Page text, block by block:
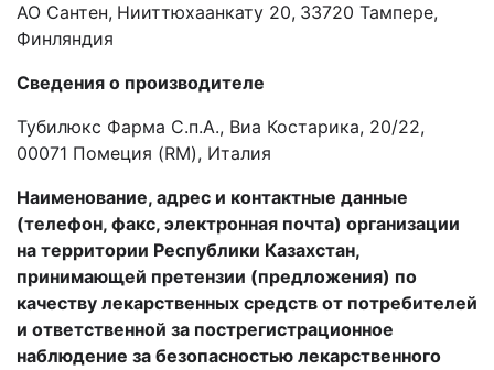
AO Сантен, Нииттюхаанкату 20, 33720 Тампере,
Финляндия
Сведения о производителе
Тубилюкс Фарма С.п.А., Виа Костарика, 20/22,
00071 Помеция (RM), Италия
Наименование, адрес и контактные данные
(телефон, факс, электронная почта) организации
на территории Республики Казахстан,
принимающей претензии (предложения) по
качеству лекарственных средств от потребителей
и ответственной за пострегистрационное
наблюдение за безопасностью лекарственного